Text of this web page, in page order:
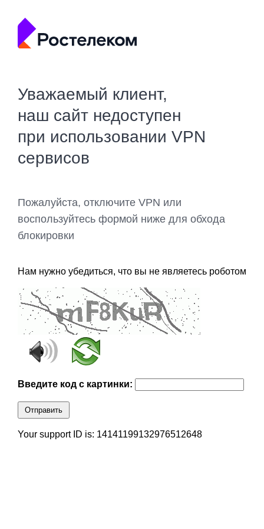
Уважаемый клиент,
наш сайт недоступен
при использовании VPN
сервисов
Пожалуйста, отключите VPN или
воспользуйтесь формой ниже для обхода
блокировки
Нам нужно убедиться, что вы не являетесь роботом
Введите код с картинки:
Отправить
Your support ID is: 14141199132976512648